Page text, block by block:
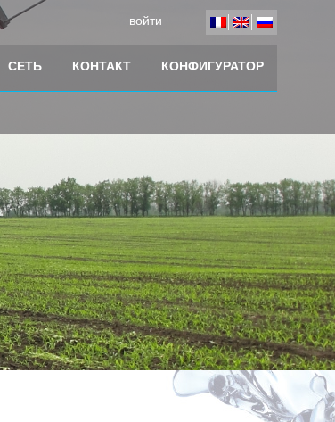
войти
СЕТЬ КОНТАКТ КОНФИГУРАТОР